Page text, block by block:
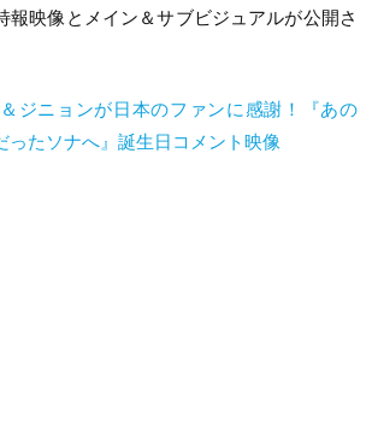
報映像とメイン＆サブビジュアルが公開さ
ジニョンが日本のファンに感謝！『あの
ったソナへ』誕生日コメント映像